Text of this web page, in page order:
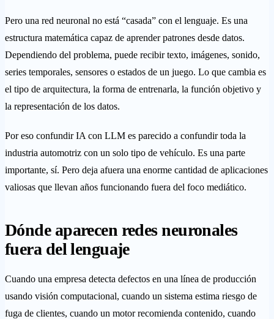
Pero una red neuronal no está “casada” con el lenguaje. Es una
estructura matemática capaz de aprender patrones desde datos.
Dependiendo del problema, puede recibir texto, imágenes, sonido,
series temporales, sensores o estados de un juego. Lo que cambia es
el tipo de arquitectura, la forma de entrenarla, la función objetivo y
la representación de los datos.
Por eso confundir IA con LLM es parecido a confundir toda la
industria automotriz con un solo tipo de vehículo. Es una parte
importante, sí. Pero deja afuera una enorme cantidad de aplicaciones
valiosas que llevan años funcionando fuera del foco mediático.
Dónde aparecen redes neuronales
fuera del lenguaje
Cuando una empresa detecta defectos en una línea de producción
usando visión computacional, cuando un sistema estima riesgo de
fuga de clientes, cuando un motor recomienda contenido, cuando